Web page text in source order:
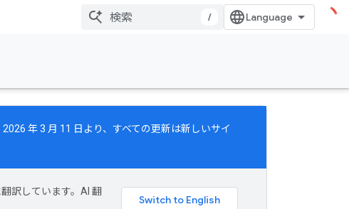
/
年 3 月 11 日より、すべての更新は新しいサイ
訳しています。AI 翻